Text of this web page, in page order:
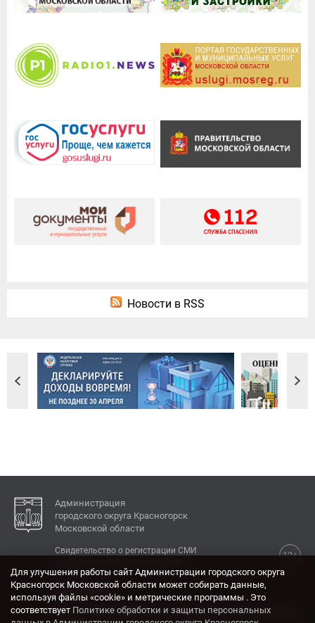
Новости в RSS
Администрация
городского округа Красногорск
Московской области
12+
Свидетельство о регистрации СМИ
КОНТАКТЫ
Адрес: 143404, Московская область, г. Красногорск,
Для улучшения работы сайт Администрации городского округа
Красногорск Московской области может собирать данные,
используя файлы «cookie» и метрические программы . Это
соответствует Политике обработки и защиты персональных